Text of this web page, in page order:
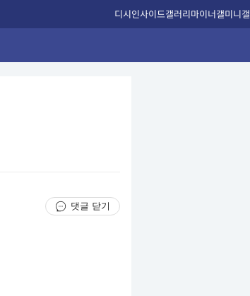
디시인사이드갤러리마이너갤미니갤
댓글 닫기